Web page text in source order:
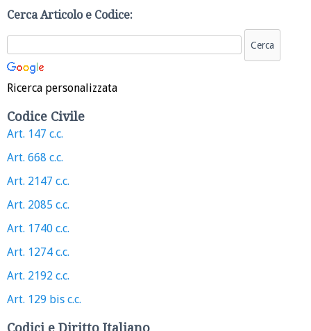
Cerca Articolo e Codice:
Ricerca personalizzata
Codice Civile
Art. 147 c.c.
Art. 668 c.c.
Art. 2147 c.c.
Art. 2085 c.c.
Art. 1740 c.c.
Art. 1274 c.c.
Art. 2192 c.c.
Art. 129 bis c.c.
Codici e Diritto Italiano